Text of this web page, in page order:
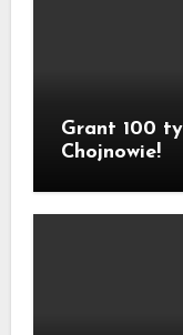
Grant 100
Chojnowie!